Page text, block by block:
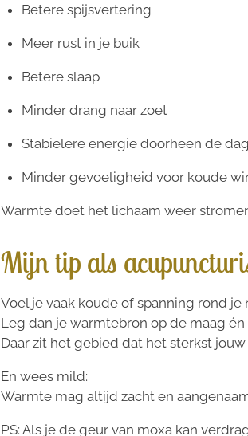
Betere spijsvertering
Meer rust in je buik
Betere slaap
Minder drang naar zoet
Stabielere energie doorheen de dag
Minder gevoeligheid voor koude
Warmte doet het lichaam weer
Mijn tip als
Voel je vaak koude of spanning rond je
Leg dan je warmtebron op de maag
Daar zit het gebied dat het sterkst
En wees mild:
Warmte mag altijd zacht en
PS: Als je de geur van moxa kan